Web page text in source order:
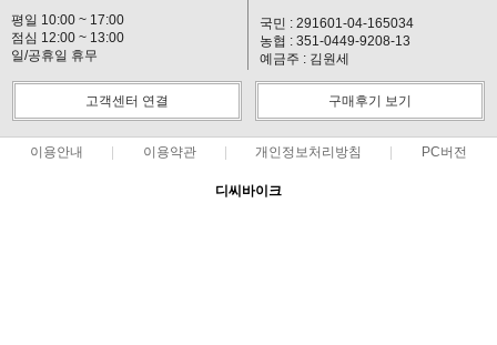
평일 10:00 ~ 17:00
점심 12:00 ~ 13:00
일/공휴일 휴무
국민 : 291601-04-165034
농협 : 351-0449-9208-13
예금주 : 김원세
고객센터 연결 구매후기 보기
이용안내 이용약관 개인정보처리방침 PC버전
디씨바이크